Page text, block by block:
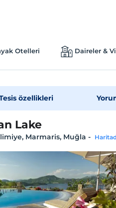
Otelleri Daireler &
özellikleri
Lake
Marmaris, Muğla -